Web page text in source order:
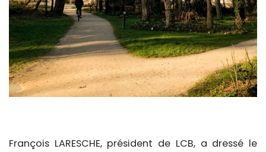
François LARESCHE, président de LCB, a dressé le